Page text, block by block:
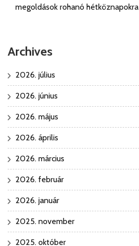
megoldások rohanó hétköznapokra
Archives
2026. július
2026. június
2026. május
2026. április
2026. március
2026. február
2026. január
2025. november
2025. október